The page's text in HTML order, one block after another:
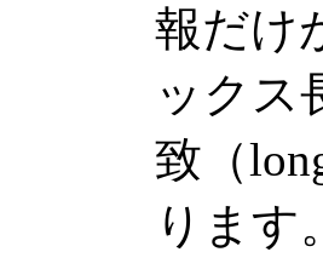
報だけ
ックス
致（
ります。